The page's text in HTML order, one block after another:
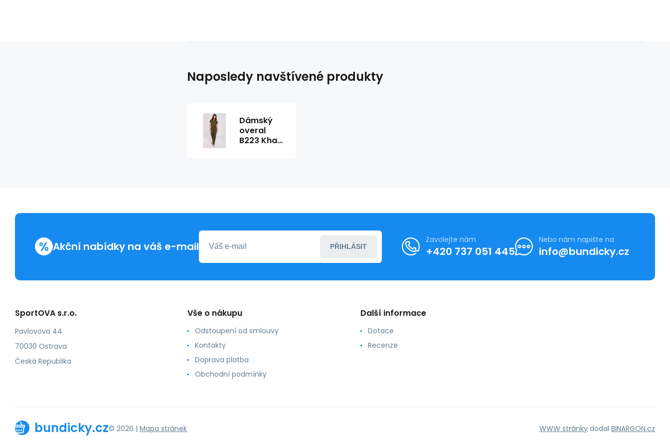
Naposledy navštívené produkty
Dámský
overal
B223 Khaki
% Akční nabídky na váš e-mail PŘIHLÁSIT
Zavolejte nám
+420 737 051 445
Nebo nám napište na
info@bundicky.cz
SportOVA s.r.o.
Pavlovova 44
70030 Ostrava
Česká Republika
Vše o nákupu
Odstoupení od smlouvy
Kontakty
Doprava platba
Obchodní podmínky
Další informace
Dotace
Recenze
bundicky.cz© 2026 | Mapa stránek WWW stránky dodal BINARGON.cz